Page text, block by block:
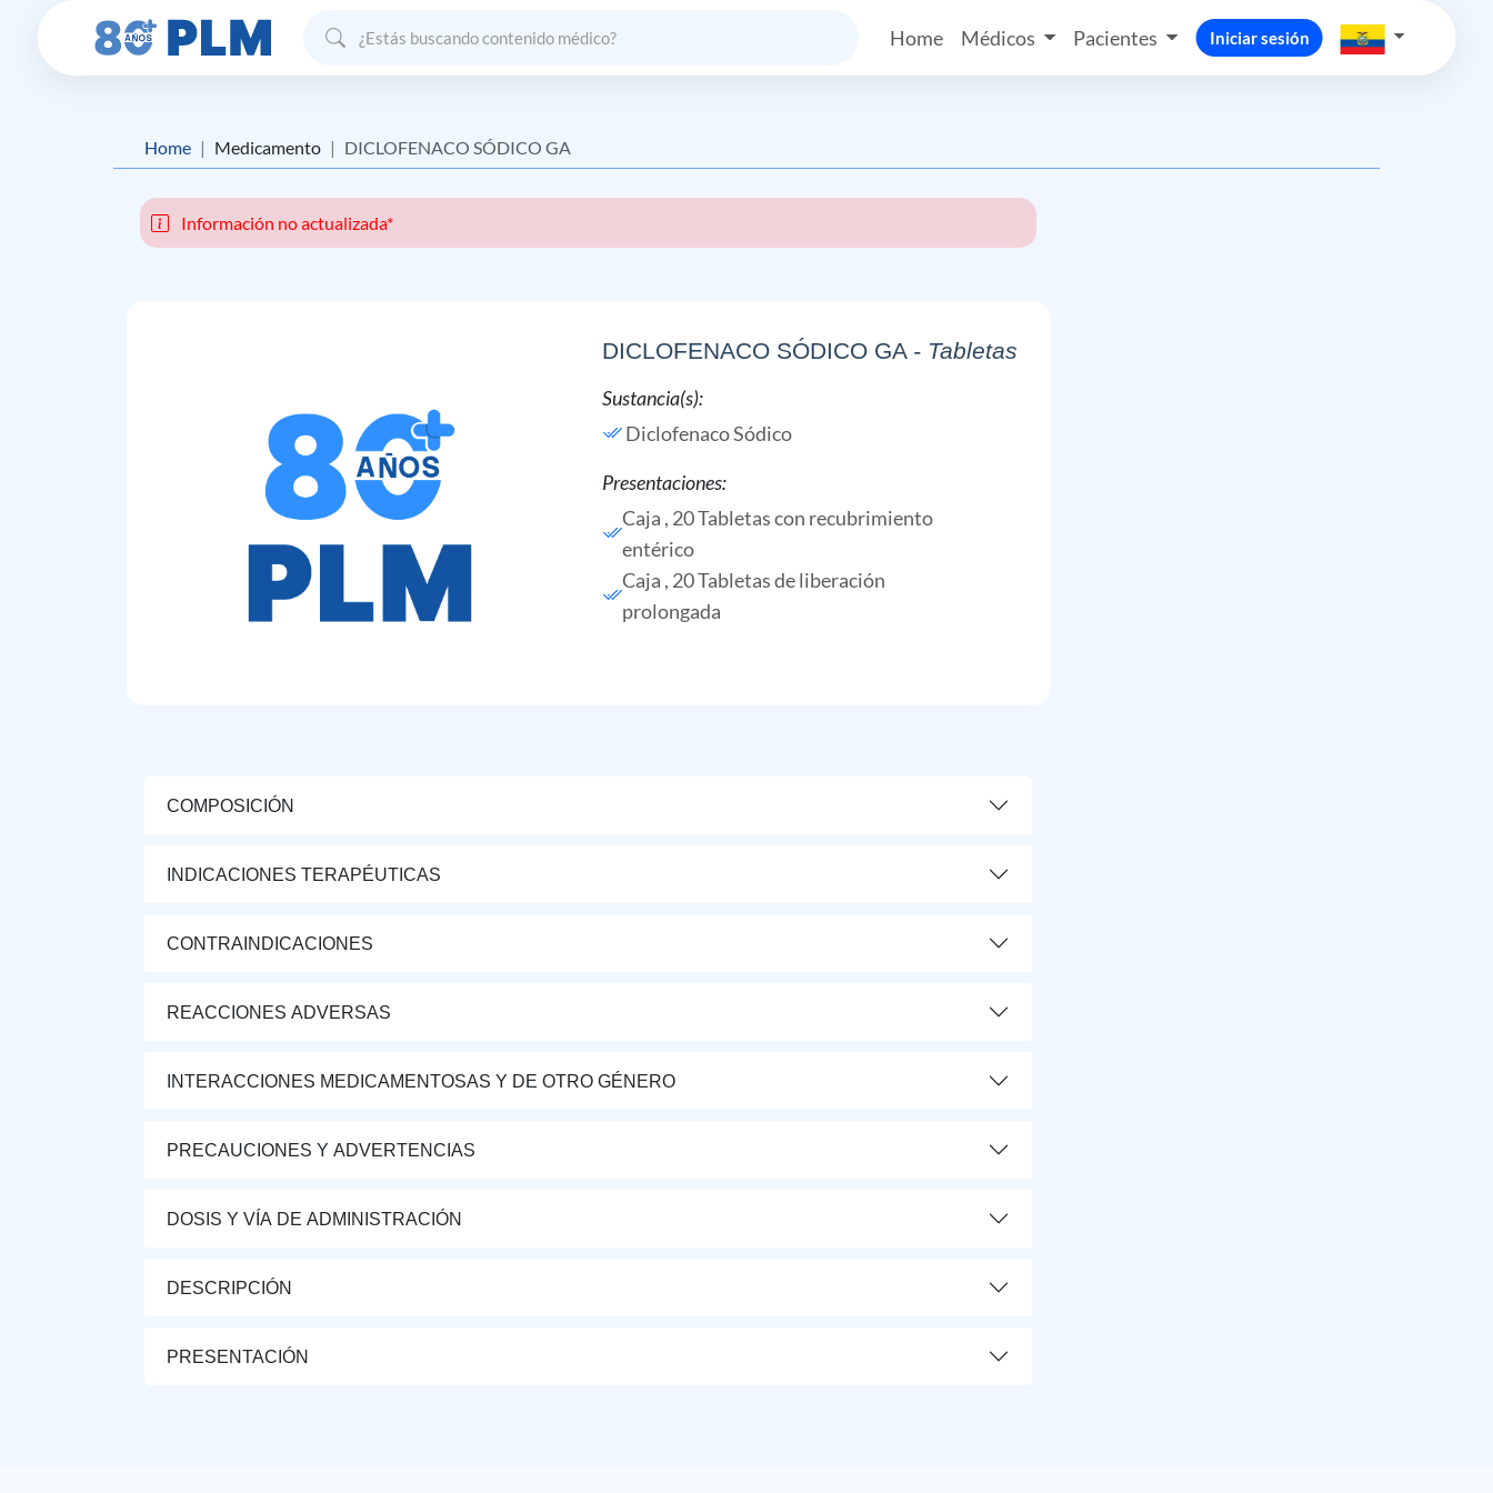
Home Médicos Pacientes Iniciar sesión
Home Medicamento DICLOFENACO SÓDICO GA
Información no actualizada*
DICLOFENACO SÓDICO GA - Tabletas
Sustancia(s):
Diclofenaco Sódico
Presentaciones:
Caja , 20 Tabletas con recubrimiento
entérico
Caja , 20 Tabletas de liberación
prolongada
COMPOSICIÓN
INDICACIONES TERAPÉUTICAS
CONTRAINDICACIONES
REACCIONES ADVERSAS
INTERACCIONES MEDICAMENTOSAS Y DE OTRO GÉNERO
PRECAUCIONES Y ADVERTENCIAS
DOSIS Y VÍA DE ADMINISTRACIÓN
DESCRIPCIÓN
PRESENTACIÓN